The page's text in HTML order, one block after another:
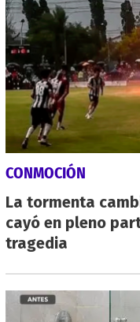
CONMOCIÓN
La tormenta
cayó en pleno
tragedia